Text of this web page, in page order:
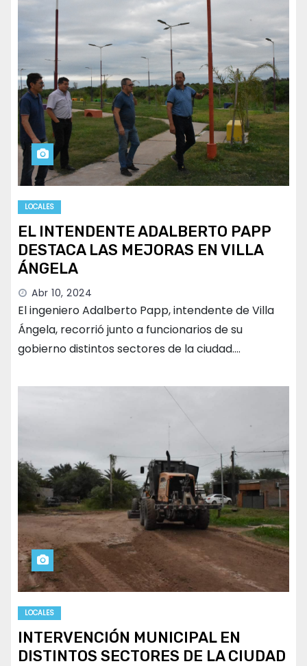
LOCALES
EL INTENDENTE ADALBERTO PAPP
DESTACA LAS MEJORAS EN VILLA
ÁNGELA
Abr 10, 2024
El ingeniero Adalberto Papp, intendente de Villa
Ángela, recorrió junto a funcionarios de su
gobierno distintos sectores de la ciudad.…
LOCALES
INTERVENCIÓN MUNICIPAL EN
DISTINTOS SECTORES DE LA CIUDAD